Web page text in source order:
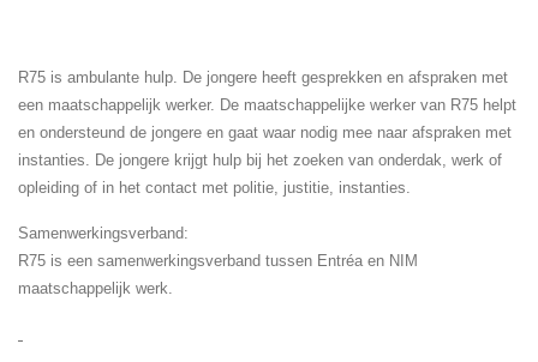
R75 is ambulante hulp. De jongere heeft gesprekken en afspraken met
een maatschappelijk werker. De maatschappelijke werker van R75 helpt
en ondersteund de jongere en gaat waar nodig mee naar afspraken met
instanties. De jongere krijgt hulp bij het zoeken van onderdak, werk of
opleiding of in het contact met politie, justitie, instanties.
Samenwerkingsverband:
R75 is een samenwerkingsverband tussen Entréa en NIM
maatschappelijk werk.